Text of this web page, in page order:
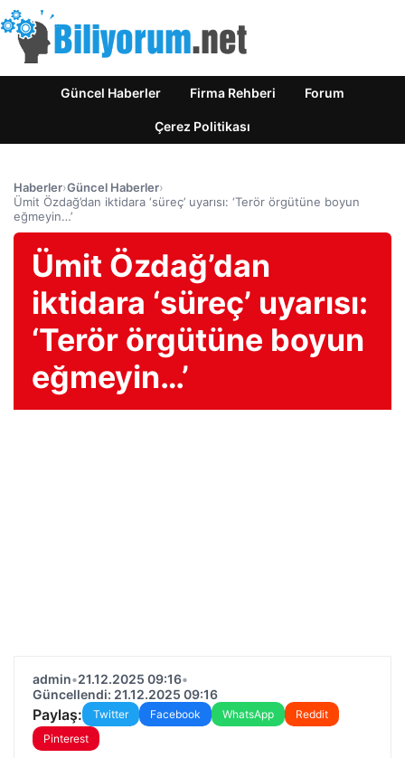
Güncel Haberler Firma Rehberi Forum
Çerez Politikası
Haberler›Güncel Haberler›
Ümit Özdağ’dan iktidara ‘süreç’ uyarısı: ‘Terör örgütüne boyun
eğmeyin…’
Ümit Özdağ’dan
iktidara ‘süreç’ uyarısı:
‘Terör örgütüne boyun
eğmeyin…’
admin•21.12.2025 09:16•
Güncellendi: 21.12.2025 09:16
Paylaş: Twitter Facebook WhatsApp
Reddit
Pinterest